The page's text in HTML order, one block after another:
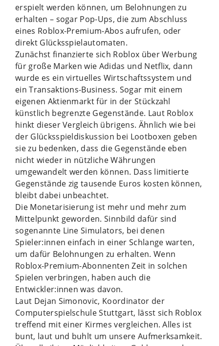
erspielt werden können, um Belohnungen zu
erhalten – sogar Pop-Ups, die zum Abschluss
eines Roblox-Premium-Abos aufrufen, oder
direkt Glücksspielautomaten.
Zunächst finanzierte sich Roblox über Werbung
für große Marken wie Adidas und Netflix, dann
wurde es ein virtuelles Wirtschaftssystem und
ein Transaktions-Business. Sogar mit einem
eigenen Aktienmarkt für in der Stückzahl
künstlich begrenzte Gegenstände. Laut Roblox
hinkt dieser Vergleich übrigens. Ähnlich wie bei
der Glücksspieldiskussion bei Lootboxen geben
sie zu bedenken, dass die Gegenstände eben
nicht wieder in nützliche Währungen
umgewandelt werden können. Dass limitierte
Gegenstände zig tausende Euros kosten können,
bleibt dabei unbeachtet.
Die Monetarisierung ist mehr und mehr zum
Mittelpunkt geworden. Sinnbild dafür sind
sogenannte Line Simulators, bei denen
Spieler:innen einfach in einer Schlange warten,
um dafür Belohnungen zu erhalten. Wenn
Roblox-Premium-Abonnenten Zeit in solchen
Spielen verbringen, haben auch die
Entwickler:innen was davon.
Laut Dejan Simonovic, Koordinator der
Computerspielschule Stuttgart, lässt sich Roblox
treffend mit einer Kirmes vergleichen. Alles ist
bunt, laut und buhlt um unsere Aufmerksamkeit.